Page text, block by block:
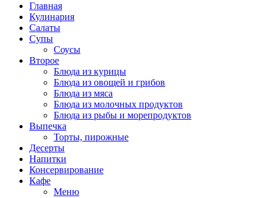
Главная
Кулинария
Салаты
Супы
Соусы
Второе
Блюда из курицы
Блюда из овощей и грибов
Блюда из мяса
Блюда из молочных продуктов
Блюда из рыбы и морепродуктов
Выпечка
Торты, пирожные
Десерты
Напитки
Консервирование
Кафе
Меню